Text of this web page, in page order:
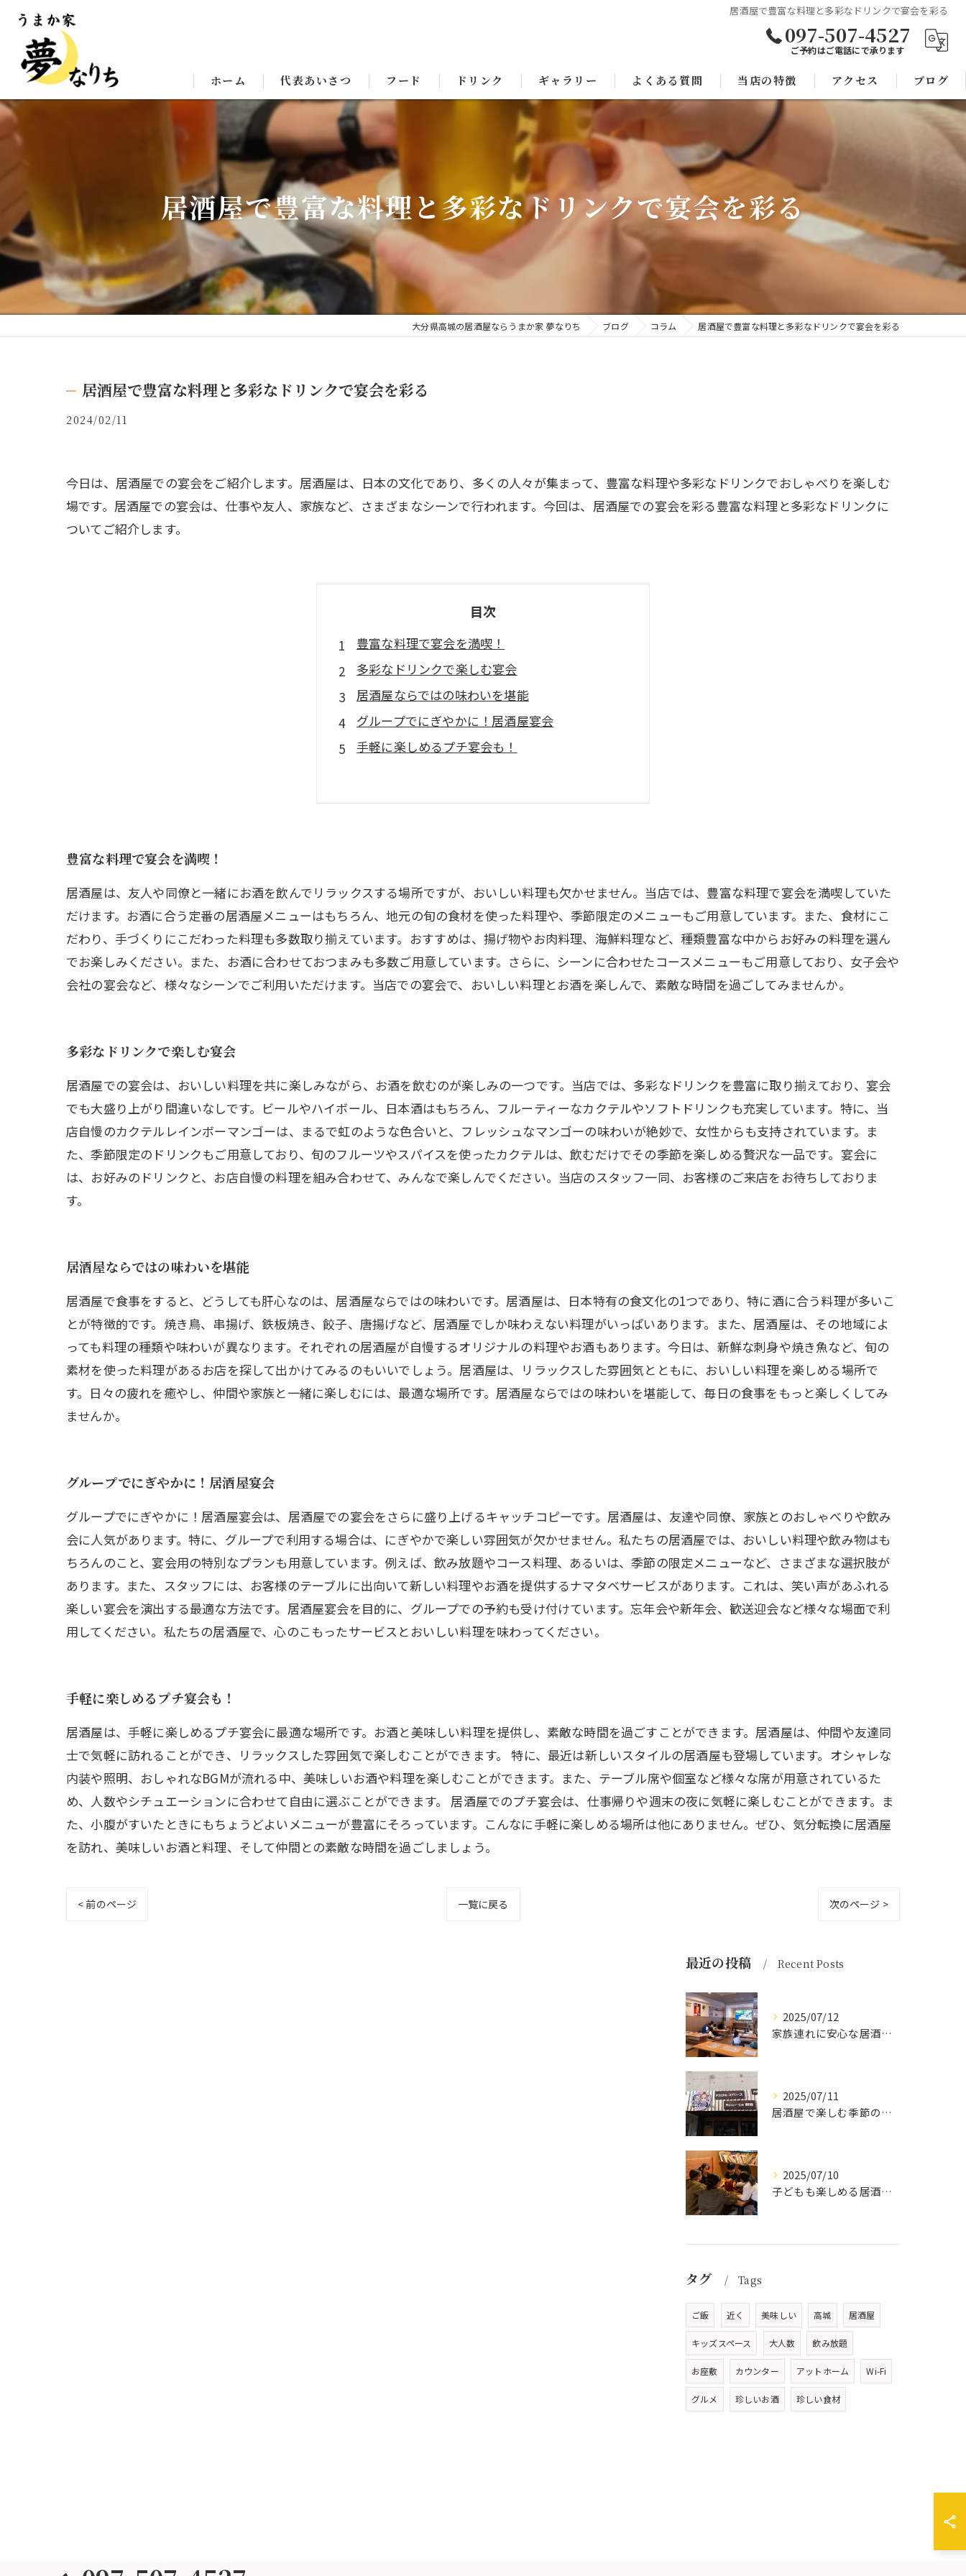
居酒屋で豊富な料理と多彩なドリンクで宴会を彩る
097-507-4527
ご予約はご電話にで承ります
ホーム 代表あいさつ フード ドリンク ギャラリー よくある質問 当店の特徴
焼き鳥
宴会
子連れ
スポーツ観戦
アクセス ブログ
コラム
居酒屋で豊富な料理と多彩なドリンクで宴会を彩る
大分県高城の居酒屋ならうまか家 夢なりち ブログ コラム 居酒屋で豊富な料理と多彩なドリンクで宴会を彩る
居酒屋で豊富な料理と多彩なドリンクで宴会を彩る
2024/02/11
今日は、居酒屋での宴会をご紹介します。居酒屋は、日本の文化であり、多くの人々が集まって、豊富な料理や多彩なドリンクでおしゃべりを楽しむ
場です。居酒屋での宴会は、仕事や友人、家族など、さまざまなシーンで行われます。今回は、居酒屋での宴会を彩る豊富な料理と多彩なドリンクに
ついてご紹介します。
目次
豊富な料理で宴会を満喫！
多彩なドリンクで楽しむ宴会
居酒屋ならではの味わいを堪能
グループでにぎやかに！居酒屋宴会
手軽に楽しめるプチ宴会も！
豊富な料理で宴会を満喫！
居酒屋は、友人や同僚と一緒にお酒を飲んでリラックスする場所ですが、おいしい料理も欠かせません。当店では、豊富な料理で宴会を満喫していた
だけます。お酒に合う定番の居酒屋メニューはもちろん、地元の旬の食材を使った料理や、季節限定のメニューもご用意しています。また、食材にこ
だわり、手づくりにこだわった料理も多数取り揃えています。おすすめは、揚げ物やお肉料理、海鮮料理など、種類豊富な中からお好みの料理を選ん
でお楽しみください。また、お酒に合わせておつまみも多数ご用意しています。さらに、シーンに合わせたコースメニューもご用意しており、女子会や
会社の宴会など、様々なシーンでご利用いただけます。当店での宴会で、おいしい料理とお酒を楽しんで、素敵な時間を過ごしてみませんか。
多彩なドリンクで楽しむ宴会
居酒屋での宴会は、おいしい料理を共に楽しみながら、お酒を飲むのが楽しみの一つです。当店では、多彩なドリンクを豊富に取り揃えており、宴会
でも大盛り上がり間違いなしです。ビールやハイボール、日本酒はもちろん、フルーティーなカクテルやソフトドリンクも充実しています。特に、当
店自慢のカクテルレインボーマンゴーは、まるで虹のような色合いと、フレッシュなマンゴーの味わいが絶妙で、女性からも支持されています。ま
た、季節限定のドリンクもご用意しており、旬のフルーツやスパイスを使ったカクテルは、飲むだけでその季節を楽しめる贅沢な一品です。宴会に
は、お好みのドリンクと、お店自慢の料理を組み合わせて、みんなで楽しんでください。当店のスタッフ一同、お客様のご来店をお待ちしておりま
す。
居酒屋ならではの味わいを堪能
居酒屋で食事をすると、どうしても肝心なのは、居酒屋ならではの味わいです。居酒屋は、日本特有の食文化の1つであり、特に酒に合う料理が多いこ
とが特徴的です。焼き鳥、串揚げ、鉄板焼き、餃子、唐揚げなど、居酒屋でしか味わえない料理がいっぱいあります。また、居酒屋は、その地域によ
っても料理の種類や味わいが異なります。それぞれの居酒屋が自慢するオリジナルの料理やお酒もあります。今日は、新鮮な刺身や焼き魚など、旬の
素材を使った料理があるお店を探して出かけてみるのもいいでしょう。居酒屋は、リラックスした雰囲気とともに、おいしい料理を楽しめる場所で
す。日々の疲れを癒やし、仲間や家族と一緒に楽しむには、最適な場所です。居酒屋ならではの味わいを堪能して、毎日の食事をもっと楽しくしてみ
ませんか。
グループでにぎやかに！居酒屋宴会
グループでにぎやかに！居酒屋宴会は、居酒屋での宴会をさらに盛り上げるキャッチコピーです。居酒屋は、友達や同僚、家族とのおしゃべりや飲み
会に人気があります。特に、グループで利用する場合は、にぎやかで楽しい雰囲気が欠かせません。私たちの居酒屋では、おいしい料理や飲み物はも
ちろんのこと、宴会用の特別なプランも用意しています。例えば、飲み放題やコース料理、あるいは、季節の限定メニューなど、さまざまな選択肢が
あります。また、スタッフには、お客様のテーブルに出向いて新しい料理やお酒を提供するナマタベサービスがあります。これは、笑い声があふれる
楽しい宴会を演出する最適な方法です。居酒屋宴会を目的に、グループでの予約も受け付けています。忘年会や新年会、歓送迎会など様々な場面で利
用してください。私たちの居酒屋で、心のこもったサービスとおいしい料理を味わってください。
手軽に楽しめるプチ宴会も！
居酒屋は、手軽に楽しめるプチ宴会に最適な場所です。お酒と美味しい料理を提供し、素敵な時間を過ごすことができます。居酒屋は、仲間や友達同
士で気軽に訪れることができ、リラックスした雰囲気で楽しむことができます。 特に、最近は新しいスタイルの居酒屋も登場しています。オシャレな
内装や照明、おしゃれなBGMが流れる中、美味しいお酒や料理を楽しむことができます。また、テーブル席や個室など様々な席が用意されているた
め、人数やシチュエーションに合わせて自由に選ぶことができます。 居酒屋でのプチ宴会は、仕事帰りや週末の夜に気軽に楽しむことができます。ま
た、小腹がすいたときにもちょうどよいメニューが豊富にそろっています。こんなに手軽に楽しめる場所は他にありません。ぜひ、気分転換に居酒屋
を訪れ、美味しいお酒と料理、そして仲間との素敵な時間を過ごしましょう。
< 前のページ 一覧に戻る 次のページ >
最近の投稿 Recent Posts
2025/07/12
家族連れに安心な居酒屋体験
2025/07/11
居酒屋で楽しむ季節の味覚と生中継スポーツ観戦
2025/07/10
子どもも楽しめる居酒屋の魅力
タグ Tags
ご飯 近く 美味しい 高城 居酒屋
キッズスペース 大人数 飲み放題
お座敷 カウンター アットホーム Wi-Fi
グルメ 珍しいお酒 珍しい食材